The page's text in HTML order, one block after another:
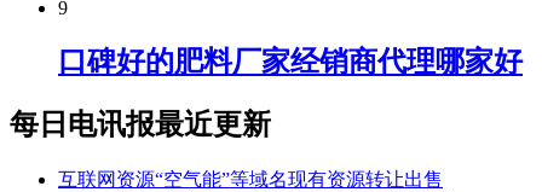
9
口碑好的肥料厂家经销商代理哪家好
每日电讯报最近更新
互联网资源“空气能”等域名现有资源转让出售